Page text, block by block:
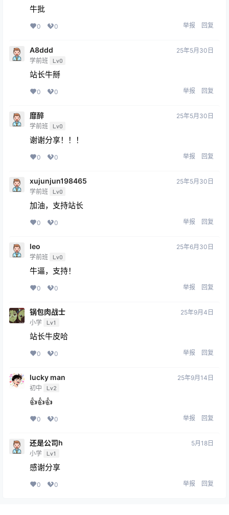
牛批
0 0 举报 回复
A8ddd
学前班 Lv0
25年5月30日
站长牛掰
0 0 举报 回复
靡醉
学前班 Lv0
25年5月30日
谢谢分享！！！
0 0 举报 回复
xujunjun198465
学前班 Lv0
25年5月30日
加油，支持站长
0 0 举报 回复
leo
学前班 Lv0
25年6月30日
牛逼，支持！
0 0 举报 回复
锅包肉战士
小学 Lv1
25年9月4日
站长牛皮哈
0 0 举报 回复
lucky man
初中 Lv2
25年9月14日
👍👍👍
0 0 举报 回复
还是公司h
小学 Lv1
5月18日
感谢分享
0 0 举报 回复